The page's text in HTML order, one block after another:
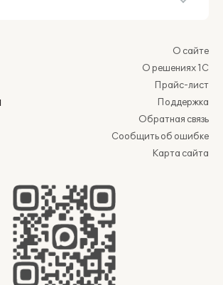
О сайте
О решениях 1С
Прайс-лист
Поддержка
Обратная связь
Сообщить об ошибке
Карта сайта